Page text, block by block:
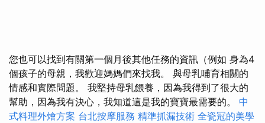
您也可以找到有關第一個月後其他任務的資訊（例如 身為4
個孩子的母親，我歡迎媽媽們來找我。 與母乳哺育相關的
情感和實際問題。 我堅持母乳餵養，因為我得到了很大的
幫助，因為我有決心，我知道這是我的寶寶最需要的。 中
式料理外燴方案 台北按摩服務 精準抓漏技術 全瓷冠的美學